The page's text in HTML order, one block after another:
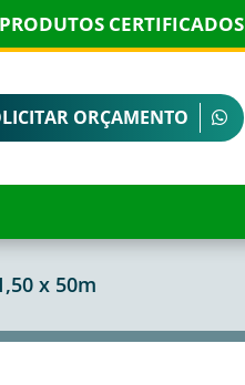
CERTIFICADOS
ORÇAMENTO
x 50m